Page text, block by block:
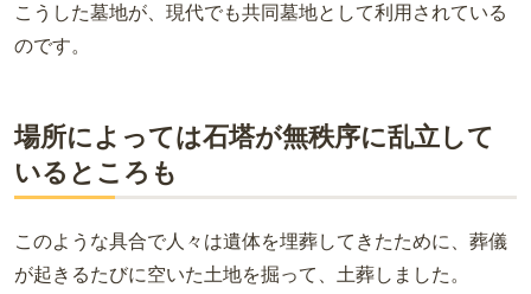
こうした墓地が、現代でも共同墓地として利用されている
のです。
場所によっては石塔が無秩序に乱立して
いるところも
このような具合で人々は遺体を埋葬してきたために、葬儀
が起きるたびに空いた土地を掘って、土葬しました。